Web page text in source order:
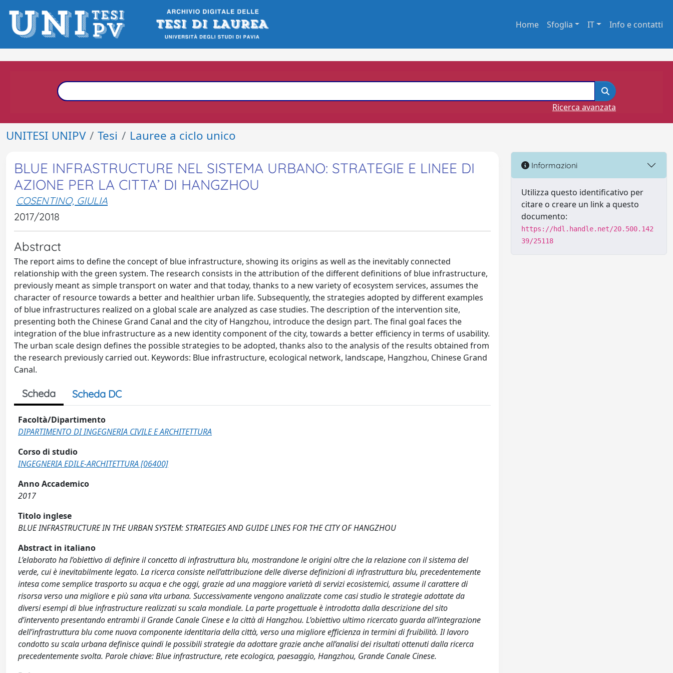
Home Sfoglia IT Info e contatti
Ricerca avanzata
UNITESI UNIPV Tesi Lauree a ciclo unico
BLUE INFRASTRUCTURE NEL SISTEMA URBANO: STRATEGIE E LINEE DI
AZIONE PER LA CITTA’ DI HANGZHOU
COSENTINO, GIULIA
2017/2018
Abstract
The report aims to define the concept of blue infrastructure, showing its origins as well as the inevitably connected
relationship with the green system. The research consists in the attribution of the different definitions of blue infrastructure,
previously meant as simple transport on water and that today, thanks to a new variety of ecosystem services, assumes the
character of resource towards a better and healthier urban life. Subsequently, the strategies adopted by different examples
of blue infrastructures realized on a global scale are analyzed as case studies. The description of the intervention site,
presenting both the Chinese Grand Canal and the city of Hangzhou, introduce the design part. The final goal faces the
integration of the blue infrastructure as a new identity component of the city, towards a better efficiency in terms of usability.
The urban scale design defines the possible strategies to be adopted, thanks also to the analysis of the results obtained from
the research previously carried out. Keywords: Blue infrastructure, ecological network, landscape, Hangzhou, Chinese Grand
Canal.
Scheda Scheda DC
Facoltà/Dipartimento
DIPARTIMENTO DI INGEGNERIA CIVILE E ARCHITETTURA
Corso di studio
INGEGNERIA EDILE-ARCHITETTURA [06400]
Anno Accademico
2017
Titolo inglese
BLUE INFRASTRUCTURE IN THE URBAN SYSTEM: STRATEGIES AND GUIDE LINES FOR THE CITY OF HANGZHOU
Abstract in italiano
L’elaborato ha l’obiettivo di definire il concetto di infrastruttura blu, mostrandone le origini oltre che la relazione con il sistema del
verde, cui è inevitabilmente legato. La ricerca consiste nell’attribuzione delle diverse definizioni di infrastruttura blu, precedentemente
intesa come semplice trasporto su acqua e che oggi, grazie ad una maggiore varietà di servizi ecosistemici, assume il carattere di
risorsa verso una migliore e più sana vita urbana. Successivamente vengono analizzate come casi studio le strategie adottate da
diversi esempi di blue infrastructure realizzati su scala mondiale. La parte progettuale è introdotta dalla descrizione del sito
d’intervento presentando entrambi il Grande Canale Cinese e la città di Hangzhou. L’obiettivo ultimo ricercato guarda all’integrazione
dell’infrastruttura blu come nuova componente identitaria della città, verso una migliore efficienza in termini di fruibilità. Il lavoro
condotto su scala urbana definisce quindi le possibili strategie da adottare grazie anche all’analisi dei risultati ottenuti dalla ricerca
precedentemente svolta. Parole chiave: Blue infrastructure, rete ecologica, paesaggio, Hangzhou, Grande Canale Cinese.
Informazioni
Utilizza questo identificativo per
citare o creare un link a questo
documento:
https://hdl.handle.net/20.500.142
39/25118